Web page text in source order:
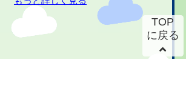
TOP
に戻る